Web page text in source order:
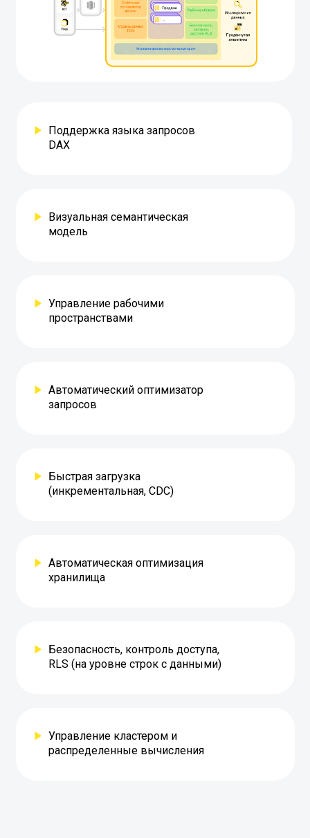
Поддержка языка запросов
DAX
Визуальная семантическая
модель
Управление рабочими
пространствами
Автоматический оптимизатор
запросов
Быстрая загрузка
(инкрементальная, CDC)
Автоматическая оптимизация
хранилища
Безопасность, контроль доступа,
RLS (на уровне строк с данными)
Управление кластером и
распределенные вычисления